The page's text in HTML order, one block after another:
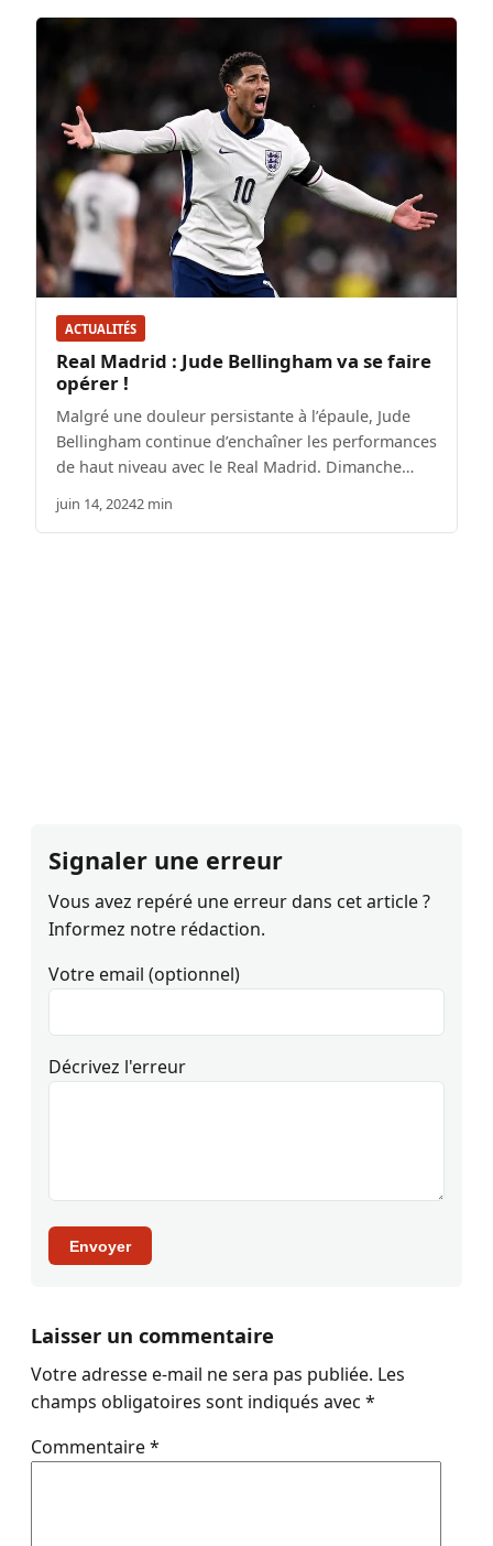
ACTUALITÉS
Real Madrid : Jude Bellingham va se faire
opérer !
Malgré une douleur persistante à l’épaule, Jude
Bellingham continue d’enchaîner les performances
de haut niveau avec le Real Madrid. Dimanche…
juin 14, 20242 min
Signaler une erreur
Vous avez repéré une erreur dans cet article ?
Informez notre rédaction.
Votre email (optionnel)
Décrivez l'erreur
Envoyer
Laisser un commentaire
Votre adresse e-mail ne sera pas publiée. Les
champs obligatoires sont indiqués avec *
Commentaire*